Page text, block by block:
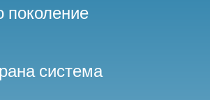
поколение
система